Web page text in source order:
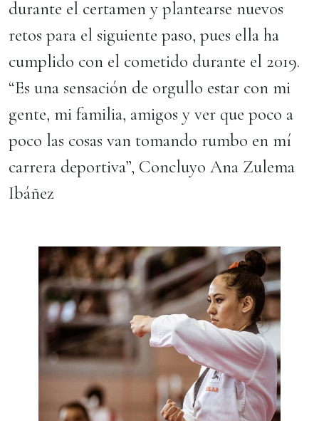
durante el certamen y plantearse nuevos
retos para el siguiente paso, pues ella ha
cumplido con el cometido durante el 2019.
“Es una sensación de orgullo estar con mi
gente, mi familia, amigos y ver que poco a
poco las cosas van tomando rumbo en mí
carrera deportiva”, Concluyo Ana Zulema
Ibáñez